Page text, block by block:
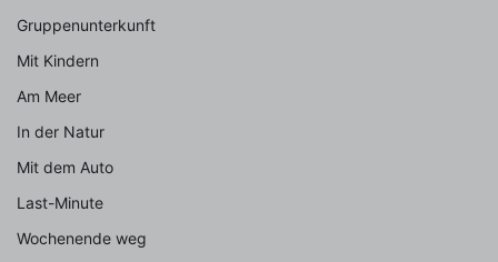
Gruppenunterkunft
Mit Kindern
Am Meer
In der Natur
Mit dem Auto
Last-Minute
Wochenende weg